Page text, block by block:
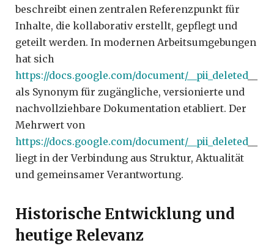
beschreibt einen zentralen Referenzpunkt für
Inhalte, die kollaborativ erstellt, gepflegt und
geteilt werden. In modernen Arbeitsumgebungen
hat sich
https://docs.google.com/document/__pii_deleted__
als Synonym für zugängliche, versionierte und
nachvollziehbare Dokumentation etabliert. Der
Mehrwert von
https://docs.google.com/document/__pii_deleted__
liegt in der Verbindung aus Struktur, Aktualität
und gemeinsamer Verantwortung.
Historische Entwicklung und
heutige Relevanz